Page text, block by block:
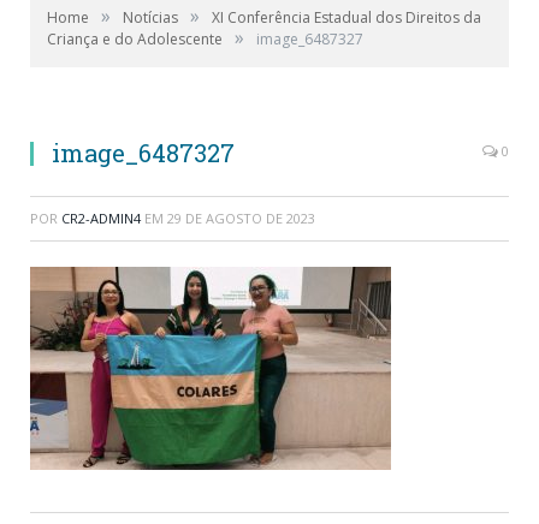
Home » Notícias »
XI Conferência Estadual dos Direitos da
Criança e do Adolescente
» image_6487327
image_6487327 0
POR CR2-ADMIN4 EM 29 DE AGOSTO DE 2023